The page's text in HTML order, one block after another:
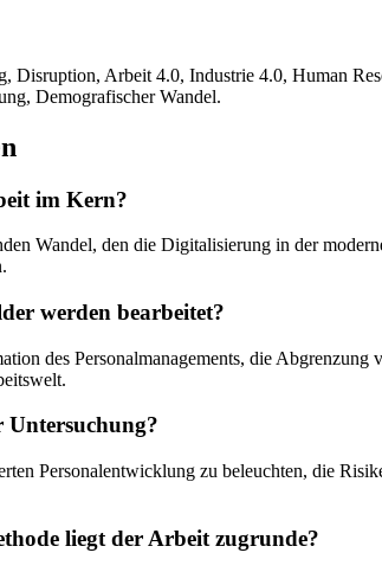
Disruption, Arbeit 4.0, Industrie 4.0, Human
Demografischer Wandel.
im Kern?
Wandel, den die Digitalisierung in der
werden bearbeitet?
des Personalmanagements, die
Untersuchung?
Personalentwicklung zu beleuchten, die
liegt der Arbeit zugrunde?